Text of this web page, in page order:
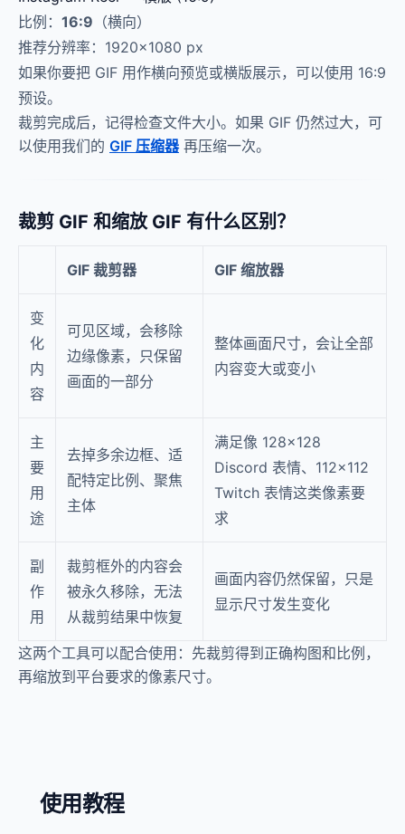
比例： 16:9 （横向）
推荐分辨率：1920×1080 px
如果你要把 GIF 用作横向预览或横版展示，可以使用 16:9
预设。
裁剪完成后，记得检查文件大小。如果 GIF 仍然过大，可
以使用我们的 GIF 压缩器再压缩一次。
裁剪 GIF 和缩放 GIF 有什么区别？
GIF 裁剪器 GIF 缩放器
变
化
内
容
可见区域，会移除
边缘像素，只保留
画面的一部分
整体画面尺寸，会让全部
内容变大或变小
主
要
用
途
去掉多余边框、适
配特定比例、聚焦
主体
满足像 128×128
Discord 表情、112×112
Twitch 表情这类像素要
求
副
作
用
裁剪框外的内容会
被永久移除，无法
从裁剪结果中恢复
画面内容仍然保留，只是
显示尺寸发生变化
这两个工具可以配合使用：先裁剪得到正确构图和比例，
再缩放到平台要求的像素尺寸。
使用教程